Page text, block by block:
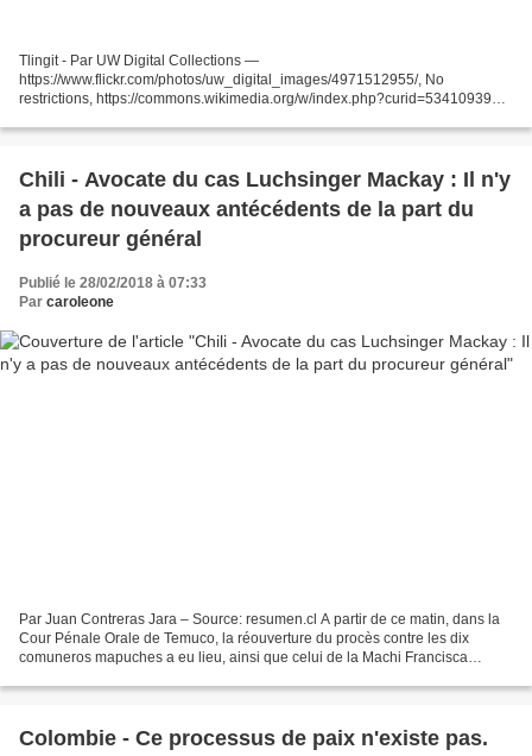
Tlingit - Par UW Digital Collections —
https://www.flickr.com/photos/uw_digital_images/4971512955/, No
restrictions, https://commons.wikimedia.org/w/index.php?curid=53410939
Pacifique,dont...
Chili - Avocate du cas Luchsinger Mackay : Il n'y
a pas de nouveaux antécédents de la part du
procureur général
Publié le 28/02/2018 à 07:33
Par caroleone
Par Juan Contreras Jara – Source: resumen.cl A partir de ce matin, dans la
Cour Pénale Orale de Temuco, la réouverture du procès contre les dix
comuneros mapuches a eu lieu, ainsi que celui de la Machi Francisca
Colombie - Ce processus de paix n'existe pas.